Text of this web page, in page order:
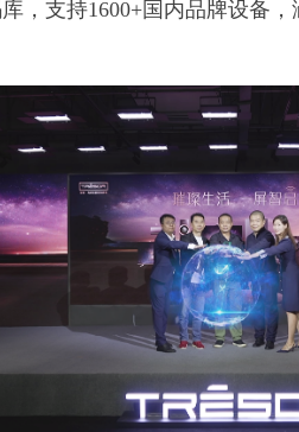
，支持1600+国内品牌设备